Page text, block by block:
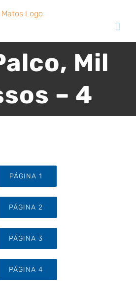
Mil
– 4
PÁGINA 1
PÁGINA 2
PÁGINA 3
PÁGINA 4